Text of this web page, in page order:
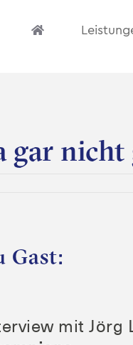
gar nicht
Gast:
mit Jörg